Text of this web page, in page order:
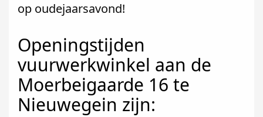
op oudejaarsavond!
Openingstijden
vuurwerkwinkel aan de
Moerbeigaarde 16 te
Nieuwegein zijn: